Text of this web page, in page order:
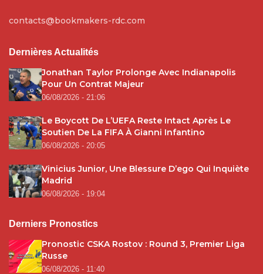
contacts@bookmakers-rdc.com
Dernières Actualités
Jonathan Taylor Prolonge Avec Indianapolis
Pour Un Contrat Majeur
06/08/2026 - 21:06
Le Boycott De L’UEFA Reste Intact Après Le
Soutien De La FIFA À Gianni Infantino
06/08/2026 - 20:05
Vinicius Junior, Une Blessure D’ego Qui Inquiète
Madrid
06/08/2026 - 19:04
Derniers Pronostics
Pronostic CSKA Rostov : Round 3, Premier Liga
Russe
06/08/2026 - 11:40